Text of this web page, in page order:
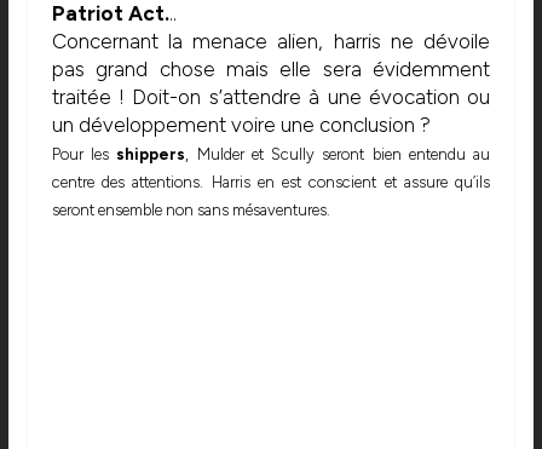
Patriot Act...
Concernant la menace alien, harris ne dévoile
pas grand chose mais elle sera évidemment
traitée ! Doit-on s’attendre à une évocation ou
un développement voire une conclusion ?
Pour lesshippers, Mulder et Scully seront bien entendu au
centre des attentions. Harris en est conscient et assure qu’ils
seront ensemble non sans mésaventures.